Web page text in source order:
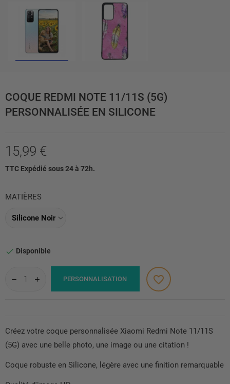
COQUE REDMI NOTE 11/11S (5G)
PERSONNALISÉE EN SILICONE
15,99 €
TTC Expédié sous 24 à 72h.
MATIÈRES
 Disponible
PERSONNALISATION favorite_border
Créez votre coque personnalisée Xiaomi Redmi Note 11/11S
(5G) avec une belle photo, une image ou une citation !
Coque robuste en Silicone, légère avec une finition remarquable